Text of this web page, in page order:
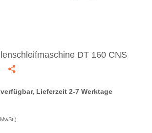
DT 160 CNS
Lieferzeit 2-7 Werktage